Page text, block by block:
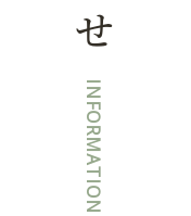
INFORMATION